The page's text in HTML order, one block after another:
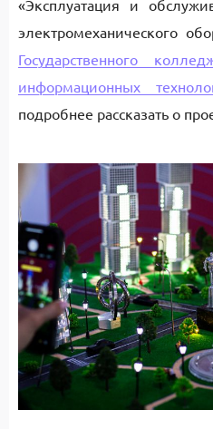
«Эксплуатация и
электромеханического
Государственного
информационных
подробнее рассказать о